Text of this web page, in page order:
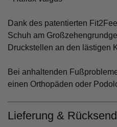
Dank des patentierten
Schuh am
Druckstellen an den lästigen
Bei anhaltenden
einen Orthopäden oder
Lieferung &